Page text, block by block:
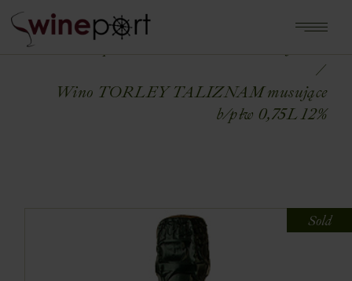
Home
Wino TORLEY TALIZNAM musujące
b/płw 0,75L 12%
Sold